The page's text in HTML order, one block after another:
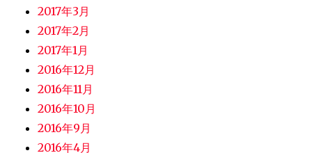
2017年3月
2017年2月
2017年1月
2016年12月
2016年11月
2016年10月
2016年9月
2016年4月